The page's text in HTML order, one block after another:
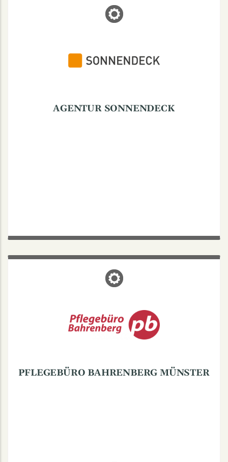
AGENTUR SONNENDECK
AGENTUR SONNENDECK
Webdesign & Programmierung | Grafik-Design & Print |
Münster Souvenirs & Kneipenquartett | Kartenspiele,
PFLEGEBÜRO BAHRENBERG MÜNSTER
PFLEGEBÜRO BAHRENBERG
Kanalstraße 30, 48147 Münster
Pflegebüro Bahrenberg - immer in Ihrer Nähe
Mo. - Fr.: 8.30-16